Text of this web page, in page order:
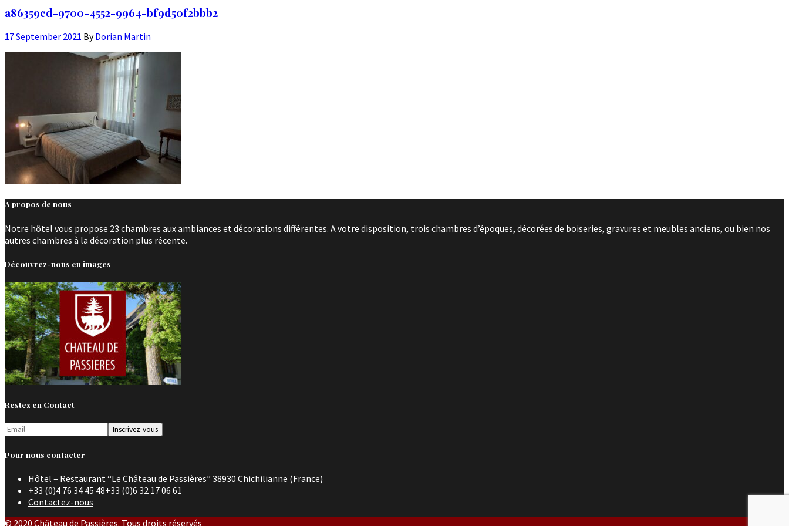
a86359cd-9700-4552-9964-bf9d50f2bbb2
17 September 2021 ByDorian Martin
A propos de nous
Notre hôtel vous propose 23 chambres aux ambiances et décorations différentes. A votre disposition, trois chambres d’époques, décorées de boiseries, gravures et meubles anciens, ou bien nos
autres chambres à la décoration plus récente.
Découvrez-nous en images
Restez en Contact
Pour nous contacter
Hôtel – Restaurant “Le Château de Passières” 38930 Chichilianne (France)
+33 (0)4 76 34 45 48+33 (0)6 32 17 06 61
Contactez-nous
© 2020 Château de Passières. Tous droits réservés